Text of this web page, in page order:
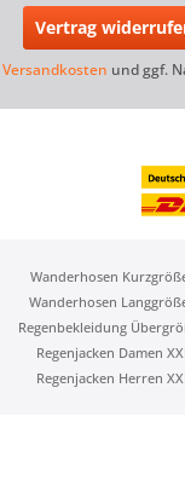
Vertrag
Versandkosten und ggf.
Wanderhosen
Wanderhosen
Regenbekleidung
Regenjacken Damen XXL
Regenjacken Herren XXL